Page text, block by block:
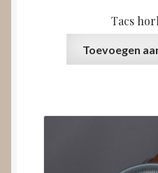
Tacs
Toevoegen